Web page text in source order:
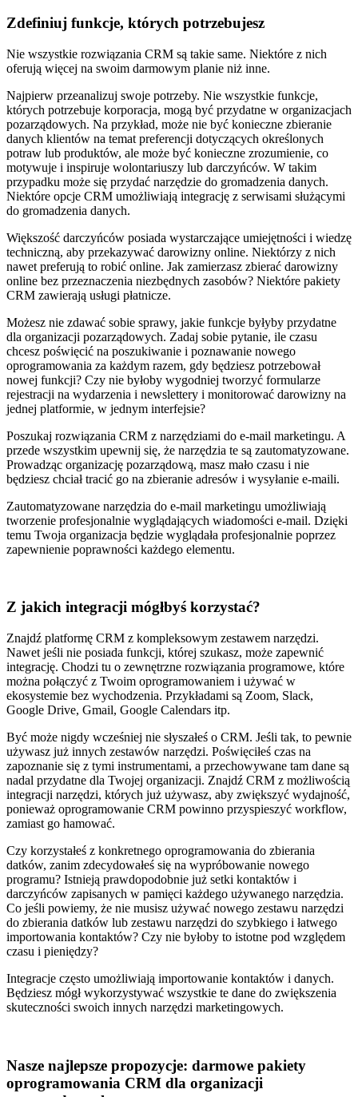
Zdefiniuj funkcje, których potrzebujesz
Nie wszystkie rozwiązania CRM są takie same. Niektóre z nich
oferują więcej na swoim darmowym planie niż inne.
Najpierw przeanalizuj swoje potrzeby. Nie wszystkie funkcje,
których potrzebuje korporacja, mogą być przydatne w organizacjach
pozarządowych. Na przykład, może nie być konieczne zbieranie
danych klientów na temat preferencji dotyczących określonych
potraw lub produktów, ale może być konieczne zrozumienie, co
motywuje i inspiruje wolontariuszy lub darczyńców. W takim
przypadku może się przydać narzędzie do gromadzenia danych.
Niektóre opcje CRM umożliwiają integrację z serwisami służącymi
do gromadzenia danych.
Większość darczyńców posiada wystarczające umiejętności i wiedzę
techniczną, aby przekazywać darowizny online. Niektórzy z nich
nawet preferują to robić online. Jak zamierzasz zbierać darowizny
online bez przeznaczenia niezbędnych zasobów? Niektóre pakiety
CRM zawierają usługi płatnicze.
Możesz nie zdawać sobie sprawy, jakie funkcje byłyby przydatne
dla organizacji pozarządowych. Zadaj sobie pytanie, ile czasu
chcesz poświęcić na poszukiwanie i poznawanie nowego
oprogramowania za każdym razem, gdy będziesz potrzebował
nowej funkcji? Czy nie byłoby wygodniej tworzyć formularze
rejestracji na wydarzenia i newslettery i monitorować darowizny na
jednej platformie, w jednym interfejsie?
Poszukaj rozwiązania CRM z narzędziami do e-mail marketingu. A
przede wszystkim upewnij się, że narzędzia te są zautomatyzowane.
Prowadząc organizację pozarządową, masz mało czasu i nie
będziesz chciał tracić go na zbieranie adresów i wysyłanie e-maili.
Zautomatyzowane narzędzia do e-mail marketingu umożliwiają
tworzenie profesjonalnie wyglądających wiadomości e-mail. Dzięki
temu Twoja organizacja będzie wyglądała profesjonalnie poprzez
zapewnienie poprawności każdego elementu.
Z jakich integracji mógłbyś korzystać?
Znajdź platformę CRM z kompleksowym zestawem narzędzi.
Nawet jeśli nie posiada funkcji, której szukasz, może zapewnić
integrację. Chodzi tu o zewnętrzne rozwiązania programowe, które
można połączyć z Twoim oprogramowaniem i używać w
ekosystemie bez wychodzenia. Przykładami są Zoom, Slack,
Google Drive, Gmail, Google Calendars itp.
Być może nigdy wcześniej nie słyszałeś o CRM. Jeśli tak, to pewnie
używasz już innych zestawów narzędzi. Poświęciłeś czas na
zapoznanie się z tymi instrumentami, a przechowywane tam dane są
nadal przydatne dla Twojej organizacji. Znajdź CRM z możliwością
integracji narzędzi, których już używasz, aby zwiększyć wydajność,
ponieważ oprogramowanie CRM powinno przyspieszyć workflow,
zamiast go hamować.
Czy korzystałeś z konkretnego oprogramowania do zbierania
datków, zanim zdecydowałeś się na wypróbowanie nowego
programu? Istnieją prawdopodobnie już setki kontaktów i
darczyńców zapisanych w pamięci każdego używanego narzędzia.
Co jeśli powiemy, że nie musisz używać nowego zestawu narzędzi
do zbierania datków lub zestawu narzędzi do szybkiego i łatwego
importowania kontaktów? Czy nie byłoby to istotne pod względem
czasu i pieniędzy?
Integracje często umożliwiają importowanie kontaktów i danych.
Będziesz mógł wykorzystywać wszystkie te dane do zwiększenia
skuteczności swoich innych narzędzi marketingowych.
Nasze najlepsze propozycje: darmowe pakiety
oprogramowania CRM dla organizacji